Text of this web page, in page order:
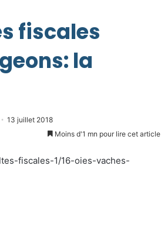
fiscales
la
13 juillet 2018
Moins d'1 mn pour lire cet article
fiscales-1/16-oies-vaches-